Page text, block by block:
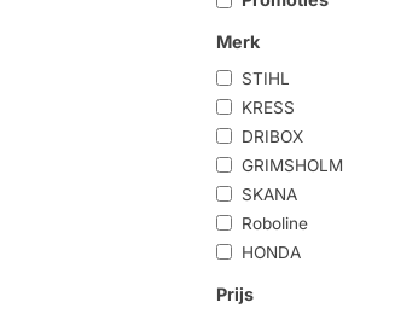
Merk
STIHL
KRESS
DRIBOX
GRIMSHOLM
SKANA
Roboline
HONDA
Prijs